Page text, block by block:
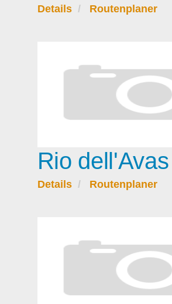
Details Routenplaner
Rio dell'Avas
Details Routenplaner